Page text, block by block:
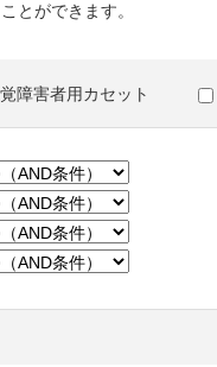
とができます。
障害者用カセット